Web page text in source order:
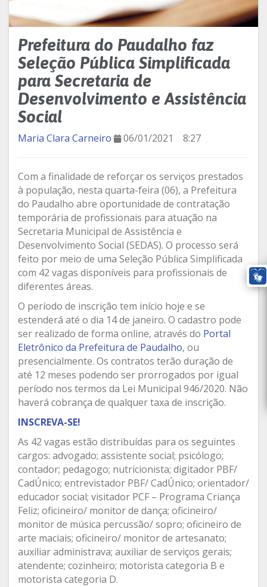
Prefeitura do Paudalho faz
Seleção Pública Simplificada
para Secretaria de
Desenvolvimento e Assistência
Social
Maria Clara Carneiro 06/01/2021 8:27
Com a finalidade de reforçar os serviços prestados
à população, nesta quarta-feira (06), a Prefeitura
do Paudalho abre oportunidade de contratação
temporária de profissionais para atuação na
Secretaria Municipal de Assistência e
Desenvolvimento Social (SEDAS). O processo será
feito por meio de uma Seleção Pública Simplificada
com 42 vagas disponíveis para profissionais de
diferentes áreas.
O período de inscrição tem início hoje e se
estenderá até o dia 14 de janeiro. O cadastro pode
ser realizado de forma online, através do Portal
Eletrônico da Prefeitura de Paudalho, ou
presencialmente. Os contratos terão duração de
até 12 meses podendo ser prorrogados por igual
período nos termos da Lei Municipal 946/2020. Não
haverá cobrança de qualquer taxa de inscrição.
INSCREVA-SE!
As 42 vagas estão distribuídas para os seguintes
cargos: advogado; assistente social; psicólogo;
contador; pedagogo; nutricionista; digitador PBF/
CadÚnico; entrevistador PBF/ CadÚnico; orientador/
educador social; visitador PCF – Programa Criança
Feliz; oficineiro/ monitor de dança; oficineiro/
monitor de música percussão/ sopro; oficineiro de
arte maciais; oficineiro/ monitor de artesanato;
auxiliar administrava; auxiliar de serviços gerais;
atendente; cozinheiro; motorista categoria B e
motorista categoria D.